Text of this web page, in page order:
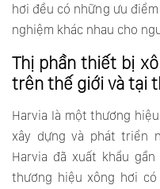
hơi đều có những ưu
nghiệm khác nhau cho
Thị phần thiết bị
trên thế giới và tại
Harvia là một thương
xây dựng và phát triển
Harvia đã xuất khẩu
thương hiệu xông hơi